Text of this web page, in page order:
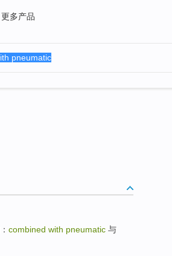
更多产品
： combined with pneumatic 与